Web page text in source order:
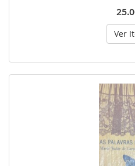
Ver